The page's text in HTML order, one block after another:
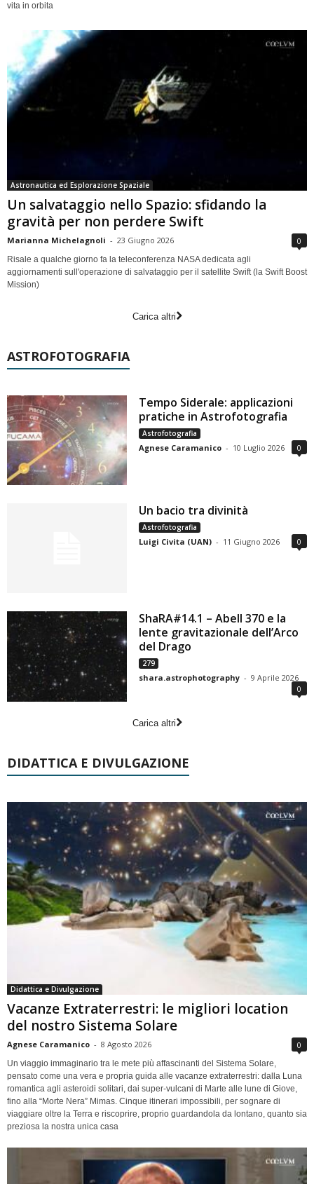
vita in orbita
Astronautica ed Esplorazione Spaziale
Un salvataggio nello Spazio: sfidando la
gravità per non perdere Swift
Marianna Michelagnoli - 23 Giugno 2026 0
Risale a qualche giorno fa la teleconferenza NASA dedicata agli
aggiornamenti sull'operazione di salvataggio per il satellite Swift (la Swift Boost
Mission)
Carica altri
ASTROFOTOGRAFIA
Tempo Siderale: applicazioni
pratiche in Astrofotografia
Astrofotografia
Agnese Caramanico - 10 Luglio 2026 0
Un bacio tra divinità
Astrofotografia
Luigi Civita (UAN) - 11 Giugno 2026 0
ShaRA#14.1 – Abell 370 e la
lente gravitazionale dell’Arco
del Drago
279
shara.astrophotography - 9 Aprile 2026
0
Carica altri
DIDATTICA E DIVULGAZIONE
Didattica e Divulgazione
Vacanze Extraterrestri: le migliori location
del nostro Sistema Solare
Agnese Caramanico - 8 Agosto 2026 0
Un viaggio immaginario tra le mete più affascinanti del Sistema Solare,
pensato come una vera e propria guida alle vacanze extraterrestri: dalla Luna
romantica agli asteroidi solitari, dai super-vulcani di Marte alle lune di Giove,
fino alla “Morte Nera” Mimas. Cinque itinerari impossibili, per sognare di
viaggiare oltre la Terra e riscoprire, proprio guardandola da lontano, quanto sia
preziosa la nostra unica casa